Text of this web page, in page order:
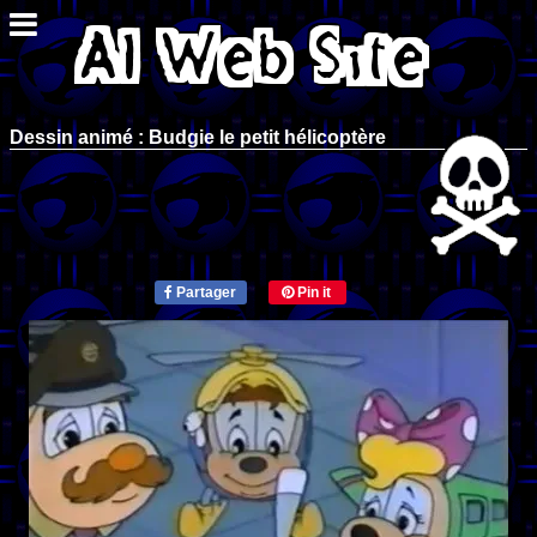
Dessin animé : Budgie le petit hélicoptère
Partager Pin it